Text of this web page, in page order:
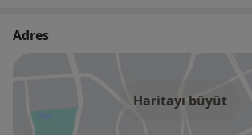
Adres
Haritayı büyüt